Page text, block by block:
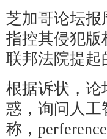
芝加哥论坛报
指控其侵犯版
联邦法院提起
根据诉状，论
惑，询问人工
称，